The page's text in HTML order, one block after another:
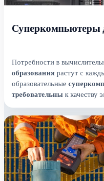
Суперкомпьютеры
Потребности в
образования растут с
образовательные
требовательны к качеству